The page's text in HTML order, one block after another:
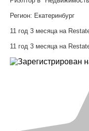
Регион: Екатеринбург
11 год 3 месяца на
11 год 3 месяца на